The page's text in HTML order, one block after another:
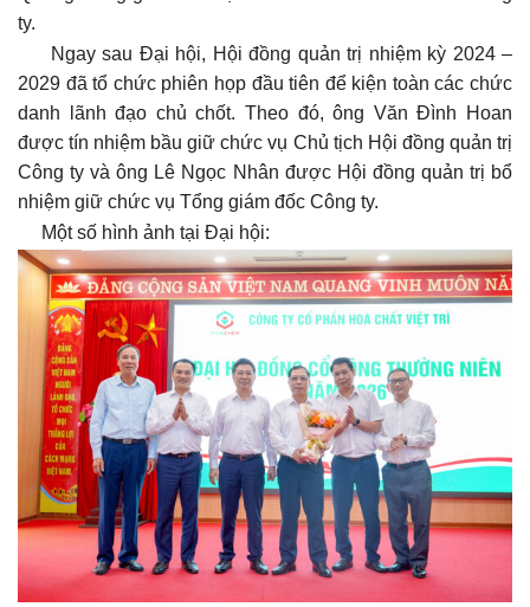
ty.
Ngay sau Đại hội, Hội đồng quản trị nhiệm kỳ 2024 –
2029 đã tổ chức phiên họp đầu tiên để kiện toàn các chức
danh lãnh đạo chủ chốt. Theo đó, ông Văn Đình Hoan
được tín nhiệm bầu giữ chức vụ Chủ tịch Hội đồng quản trị
Công ty và ông Lê Ngọc Nhân được Hội đồng quản trị bổ
nhiệm giữ chức vụ Tổng giám đốc Công ty.
Một số hình ảnh tại Đại hội: